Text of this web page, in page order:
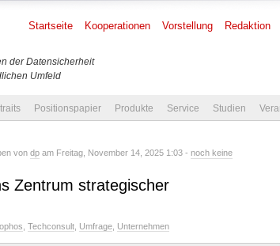
der Datensicherheit
Umfeld
Startseite Kooperationen Vorstellung Redaktion
Positionspapier Produkte Service Studien
von dp am Freitag, November 14, 2025 1:03 - noch keine
Zentrum strategischer
Techconsult Umfrage Unternehmen